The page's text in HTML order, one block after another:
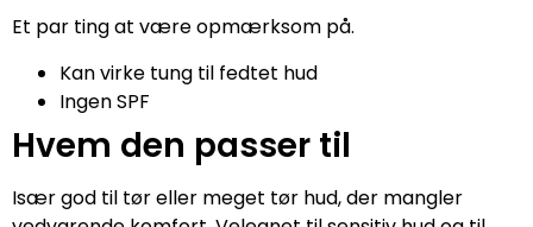
Et par ting at være opmærksom på.
Kan virke tung til fedtet hud
Ingen SPF
Hvem den passer til
Især god til tør eller meget tør hud, der mangler